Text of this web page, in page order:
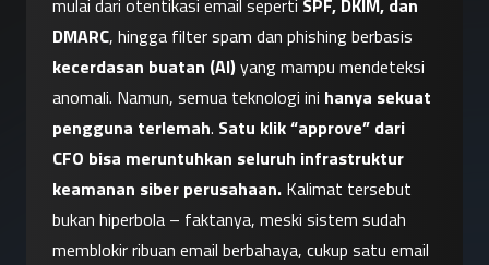
mulai dari otentikasi email seperti SPF, DKIM, dan
DMARC
kecerdasan buatan (AI) yang mampu mendeteksi
anomali. Namun, semua teknologi ini hanya sekuat
pengguna terlemah. Satu klik “approve” dari
CFO bisa meruntuhkan seluruh infrastruktur
keamanan siber perusahaan. Kalimat tersebut
bukan hiperbola – faktanya, meski sistem sudah
memblokir ribuan email berbahaya, cukup satu email